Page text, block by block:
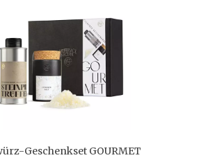
Geschenkset GOURMET